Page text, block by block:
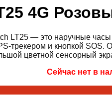
4G
LT25 — это наручные
трекером и кнопкой SOS.
цветной сенсорный
Сейчас нет в